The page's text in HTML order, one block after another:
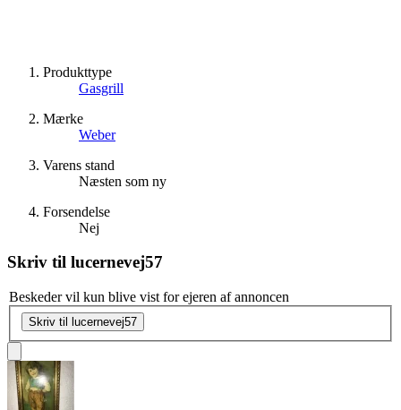
Produkttype
Gasgrill
Mærke
Weber
Varens stand
Næsten som ny
Forsendelse
Nej
Skriv til lucernevej57
Beskeder vil kun blive vist for ejeren af annoncen
Skriv til lucernevej57